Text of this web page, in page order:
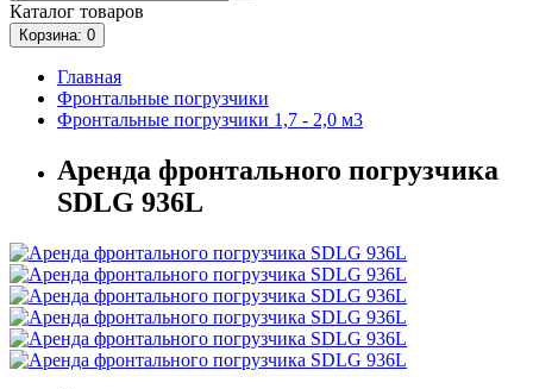
Каталог товаров
Корзина: 0
Главная
Фронтальные погрузчики
Фронтальные погрузчики 1,7 - 2,0 м3
Аренда фронтального погрузчика
SDLG 936L